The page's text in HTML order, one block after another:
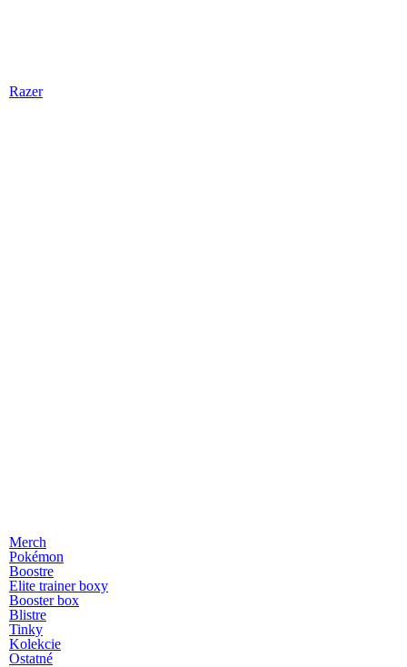
Razer
Merch
Pokémon
Boostre
Elite trainer boxy
Booster box
Blistre
Tinky
Kolekcie
Ostatné